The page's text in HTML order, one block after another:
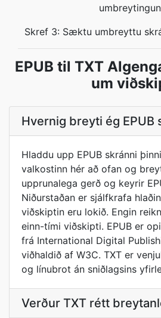
Skref 3: Sæktu umbreyttu
EPUB til TXT
um
Hvernig breyti ég EPUB
Hladdu upp EPUB skránni
valkostinn hér að ofan og
upprunalega gerð og keyrir
Niðurstaðan er sjálfkrafa
viðskiptin eru lokið. Engin
einn-tími viðskipti. EPUB er
frá International Digital
viðhaldið af W3C. TXT er
og línubrot án sniðlagsins
Verður TXT rétt